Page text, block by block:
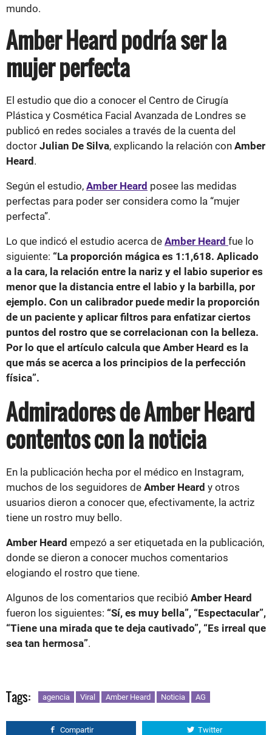
mundo.
Amber Heard podría ser la
mujer perfecta
El estudio que dio a conocer el Centro de Cirugía
Plástica y Cosmética Facial Avanzada de Londres se
publicó en redes sociales a través de la cuenta del
doctor Julian De Silva, explicando la relación con Amber
Heard.
Según el estudio, Amber Heard posee las medidas
perfectas para poder ser considera como la “mujer
perfecta”.
Lo que indicó el estudio acerca de Amber Heard fue lo
siguiente: “La proporción mágica es 1:1,618. Aplicado
a la cara, la relación entre la nariz y el labio superior es
menor que la distancia entre el labio y la barbilla, por
ejemplo. Con un calibrador puede medir la proporción
de un paciente y aplicar filtros para enfatizar ciertos
puntos del rostro que se correlacionan con la belleza.
Por lo que el artículo calcula que Amber Heard es la
que más se acerca a los principios de la perfección
física”.
Admiradores de Amber Heard
contentos con la noticia
En la publicación hecha por el médico en Instagram,
muchos de los seguidores de Amber Heard y otros
usuarios dieron a conocer que, efectivamente, la actriz
tiene un rostro muy bello.
Amber Heard empezó a ser etiquetada en la publicación,
donde se dieron a conocer muchos comentarios
elogiando el rostro que tiene.
Algunos de los comentarios que recibió Amber Heard
fueron los siguientes: “Sí, es muy bella”, “Espectacular”,
“Tiene una mirada que te deja cautivado”, “Es irreal que
sea tan hermosa”.
Tags: agencia Viral Amber Heard Noticia AG
Compartir Twitter